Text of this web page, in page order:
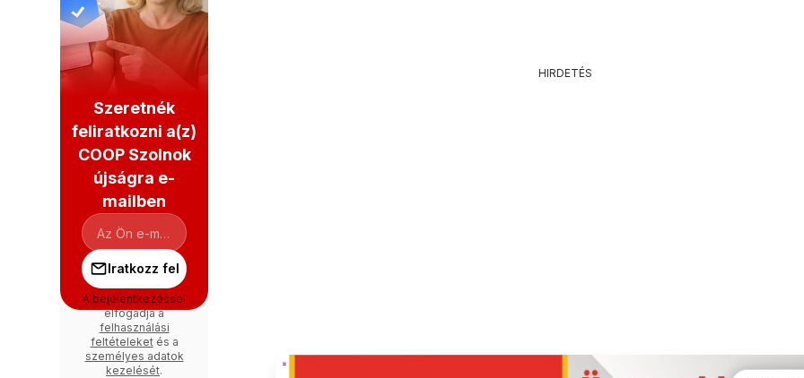
HIRDETÉS
Szeretnék
feliratkozni a(z)
COOP Szolnok
újságra e-
mailben
Iratkozz fel
A bejelentkezéssel
elfogadja a
felhasználási
feltételeketés a
személyes adatok
kezelését.